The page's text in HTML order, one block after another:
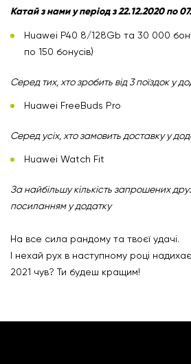
Катай з нами у період з 22.12.2020 по
Huawei P40 8/128Gb та 30 000
по 150 бонусів)
Серед тих, хто зробить від 3 поїздок у
Huawei FreeBuds Pro
Серед усіх, хто замовить доставку у
Huawei Watch Fit
За найбільшу кількість запрошених
посиланням у додатку
На все сила рандому та твоєї удачі.
І нехай рух в наступному році
2021 чув? Ти будеш кращим!